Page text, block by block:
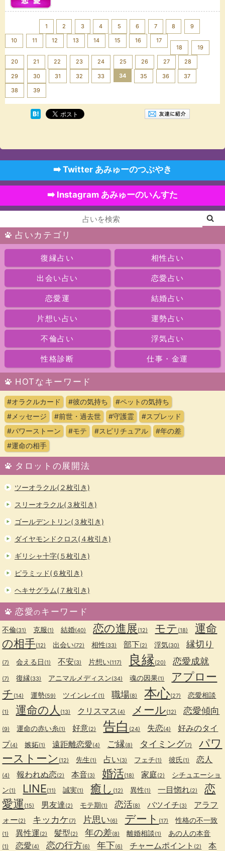
1 2 3 4 5 6 7 8 9
10 11 12 13 14 15 16
17
18
19
20 21 22 23 24 25 26 27 28
29 30 31 32 33 34 35 36 37
38 39
➡️ Twitter あみゅーのつぶやき
➡️ Instagram あみゅーのいんすた
占いカテゴリ
復縁占い 相性占い
出会い占い 恋愛占い
恋愛運 結婚占い
片想い占い 運勢占い
不倫占い 浮気占い
性格診断 仕事・金運
HOTなキーワード
#オラクルカード #彼の気持ち
#ペットの気持ち
#メッセージ
#前世・過去世 #守護霊
#スプレッド
#パワーストーン
#モテ #スピリチュアル
#年の差
#運命の相手
タロットの展開法
ツーオラクル(２枚引き)
スリーオラクル(３枚引き)
ゴールデントリン(３枚引き)
ダイヤモンドクロス(４枚引き)
ギリシャ十字(５枚引き)
ピラミッド(６枚引き)
ヘキサグラム(７枚引き)
恋愛のキーワード
不倫(31) 克服(1) 結婚(40) 恋の進展(12) モテ (18)
運命
の相手(12) 出会い(72) 相性(33) 部下(2) 浮気(30) 縁切り
(7) 会える日 (1) 不安(3) 片想い(117) 良縁(20) 恋愛成就
(7) 復縁(33) アニマルメディスン(34) 魂の因果(1)
アプロー
チ (14) 運勢(59) ツインレイ (1) 職場(8) 本心(27) 恋愛相談
(1) 運命の人 (13) クリスマス (4) メール(12) 恋愛傾向
(9) 運命の赤い糸(1) 好意(2) 告白 (24) 失恋(4)
好みのタイ
プ(4) 嫉妬(1) 遠距離恋愛(4) ご縁(8) タイミング(7)
パワ
ーストーン (12) 先生(1) 占い(3) フェチ(1) 彼氏(1) 恋人
(4) 報われぬ恋(2) 本音(3) 婚活(18) 家庭(2)
シチュエーショ
ン(1) LINE(11) 誠実(1) 癒し (12) 異性(1) 一目惚れ(2)
恋
愛運 (15) 男友達(2) モテ期(1) 恋活(8) バツイチ(3)
アラフ
ォー(2) キッカケ(7) 片思い(6) デート (17) 性格の不一致
(1) 異性運(2) 髪型(2) 年の差(8) 離婚相談(1) あの人の本音
(1) 恋愛(4) 恋の行方(6) 年下(6) チャームポイント (2)
本